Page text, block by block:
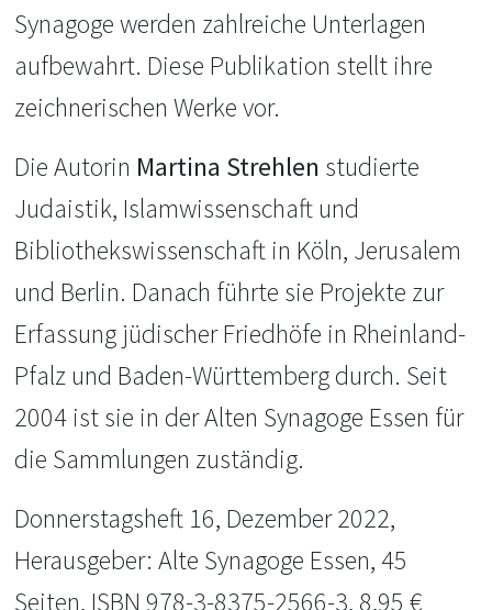
Synagoge werden zahlreiche Unterlagen
aufbewahrt. Diese Publikation stellt ihre
zeichnerischen Werke vor.
Die Autorin Martina Strehlen studierte
Judaistik, Islamwissenschaft und
Bibliothekswissenschaft in Köln, Jerusalem
und Berlin. Danach führte sie Projekte zur
Erfassung jüdischer Friedhöfe in Rheinland-
Pfalz und Baden-Württemberg durch. Seit
2004 ist sie in der Alten Synagoge Essen für
die Sammlungen zuständig.
Donnerstagsheft 16, Dezember 2022,
Herausgeber: Alte Synagoge Essen, 45
Seiten, ISBN 978-3-8375-2566-3, 8,95 €